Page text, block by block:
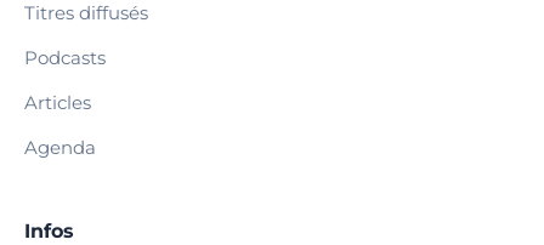
Titres diffusés
Podcasts
Articles
Agenda
Infos